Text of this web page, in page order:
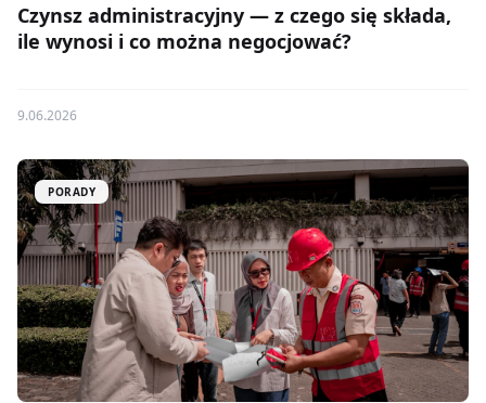
Czynsz administracyjny — z czego się składa,
ile wynosi i co można negocjować?
9.06.2026
PORADY